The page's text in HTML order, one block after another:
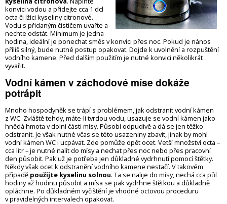
konvici vodou a přidejte cca 1 dcl
octa či lžíci kyseliny citronové.
Vodu s přidaným čističem uvařte a
nechte odstát. Minimum je jedna
hodina, ideální je ponechat směs v konvici přes noc. Pokud je nános
příliš silný, bude nutné postup opakovat. Dojde k uvolnění a rozpuštění
vodního kamene. Před dalším použitím je nutné konvici několikrát
vyvařit.
Vodní kámen v záchodové míse dokáže
potrápit
Mnoho hospodyněk se trápí s problémem, jak odstranit vodní kámen
z WC. Zvláště tehdy, máte-li tvrdou vodu, usazuje se vodní kámen jako
hnědá hmota v dolní části mísy. Působí odpudivě a dá se jen těžko
odstranit. Je však nutné včas se této usazeniny zbavit, jinak by mohl
vodní kámen WC i ucpávat. Zde pomůže opět ocet. Vetší množství octa –
cca litr – je nutné nalít do mísy a nechat přes noc nebo přes pracovní
den působit. Pak už je potřeba jen důkladné vydrhnutí pomocí štětky.
Někdy však ocet k odstranění vodního kamene nestačí. V takovém
případě použijte kyselinu solnou. Ta se nalije do mísy, nechá cca půl
hodiny až hodinu působit a mísa se pak vydrhne štětkou a důkladně
opláchne. Po důkladném vyčištění je vhodné octovou proceduru
v pravidelných intervalech opakovat.